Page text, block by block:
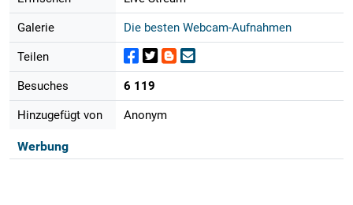
Galerie Die besten Webcam-Aufnahmen
Teilen
Besuches 6 119
Hinzugefügt von Anonym
Werbung